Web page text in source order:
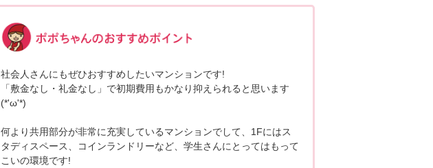
社会人さんにもぜひおすすめしたいマンションです!
「敷金なし・礼金なし」で初期費用もかなり抑えられると思います
(*'ω'*)
何より共用部分が非常に充実しているマンションでして、1Fにはス
タディスペース、コインランドリーなど、学生さんにとってはもって
こいの環境です!